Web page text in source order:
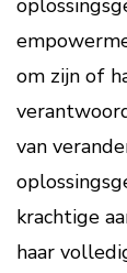
om zijn of
van
krachtige
haar